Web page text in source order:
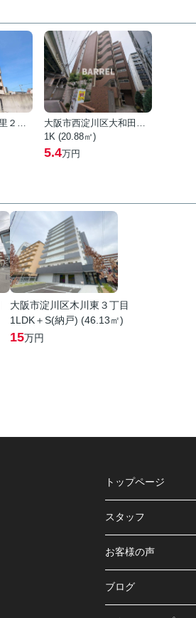
大阪市西淀川区野里２丁目
大阪市西淀川区大和田４丁目
1K (20.88㎡)
5.4万円
大阪市淀川区木川東３丁目
1LDK＋S(納戸) (46.13㎡)
15万円
トップページ
スタッフ
お客様の声
ブログ